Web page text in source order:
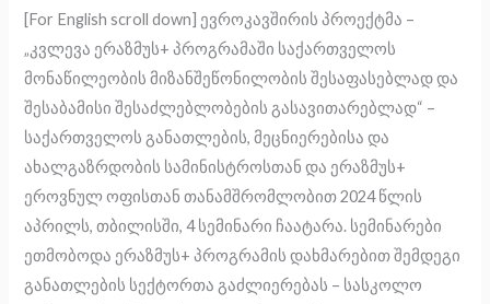
[For English scroll down] ევროკავშირის პროექტმა –
„კვლევა ერაზმუს+ პროგრამაში საქართველოს
მონაწილეობის მიზანშეწონილობის შესაფასებლად და
შესაბამისი შესაძლებლობების გასავითარებლად“ –
საქართველოს განათლების, მეცნიერებისა და
ახალგაზრდობის სამინისტროსთან და ერაზმუს+
ეროვნულ ოფისთან თანამშრომლობით 2024 წლის
აპრილს, თბილისში, 4 სემინარი ჩაატარა. სემინარები
ეთმობოდა ერაზმუს+ პროგრამის დახმარებით შემდეგი
განათლების სექტორთა გაძლიერებას – სასკოლო
შესწავლა
საქართველოში​